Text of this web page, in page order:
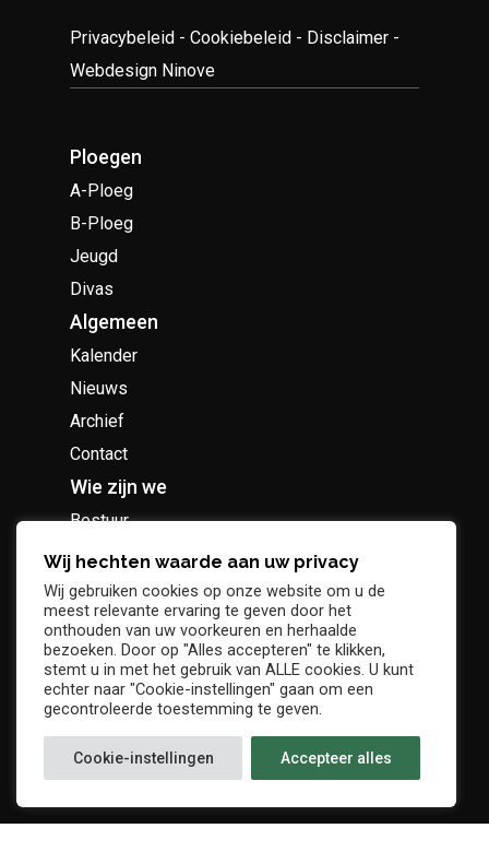
Privacybeleid -Cookiebeleid - Disclaimer -
Webdesign Ninove
Ploegen
A-Ploeg
B-Ploeg
Jeugd
Divas
Algemeen
Kalender
Nieuws
Archief
Contact
Wie zijn we
Bestuur
Geschiedenis
Supportersclub
Socio Business Club
Wij hechten waarde aan uw privacy
Wij gebruiken cookies op onze website om u de
meest relevante ervaring te geven door het
onthouden van uw voorkeuren en herhaalde
bezoeken. Door op "Alles accepteren" te klikken,
stemt u in met het gebruik van ALLE cookies. U kunt
echter naar "Cookie-instellingen" gaan om een
gecontroleerde toestemming te geven.
Cookie-instellingen Accepteer alles